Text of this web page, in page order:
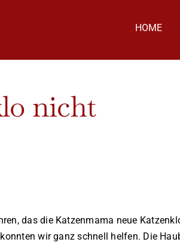
HOME
nicht
das die Katzenmama neue
wir ganz schnell helfen. Die